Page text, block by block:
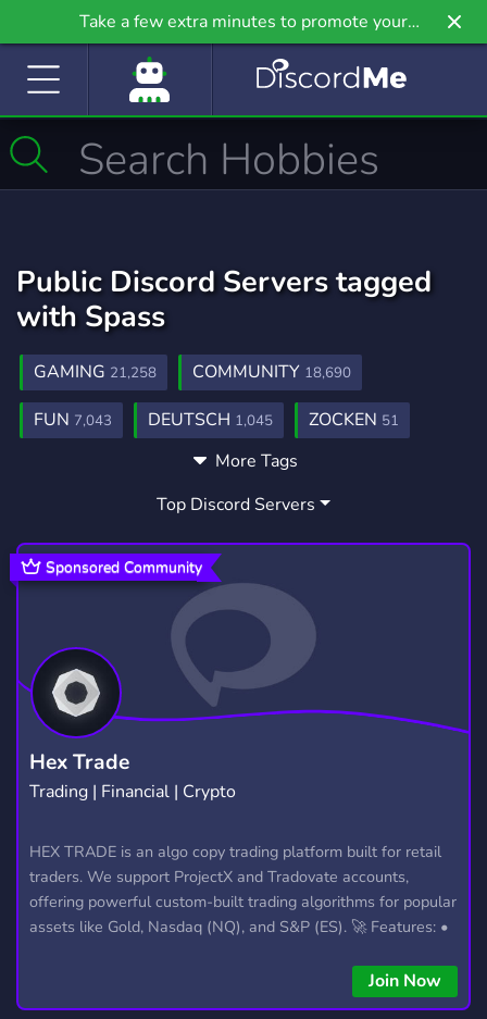
Take a few extra minutes to promote your
community even further on Griv.io, our newest
Public Discord Servers tagged
with Spass
GAMING 21,258 COMMUNITY 18,690
FUN 7,043 DEUTSCH 1,045 ZOCKEN 51
BOTS1,046
GAMING COMMUNITY1,624 CHILLEN
COMMUNITY SERVER692
CUTE500 DATING
GIVEAWAYS 2,610 CHILL 7,538
POKEMON RP2,510 YOUTUBER
STREAMER
COMPUTER52 LGBTQ
FIVEM2,017 ENTERTAINMENT957
MINECRAFT5,438 GERMAN865
More Tags
Top Discord Servers
Hex Trade
Trading | Financial | Crypto
HEX TRADE is an algo copy trading platform built for retail
traders. We support ProjectX and Tradovate accounts,
offering powerful custom-built trading algorithms for popular
assets like Gold, Nasdaq (NQ), and S&P (ES). 🚀 Features: •
copying • Futures, Forex, and Crypto strategies • Compatible
with major brokers Whether you're a beginner or
Join Now
Sponsored Community